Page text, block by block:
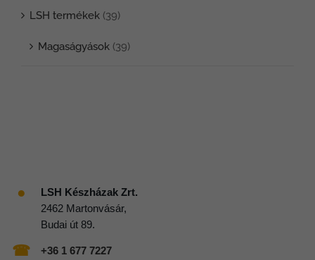
LSH termékek (39)
Magaságyások (39)
●
LSH Készházak Zrt.
2462 Martonvásár,
Budai út 89.
☎ +36 1 677 7227